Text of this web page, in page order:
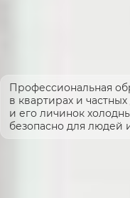
Профессиональная
в квартирах и
и его личинок
безопасно для людей